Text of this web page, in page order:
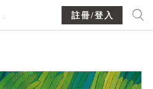
註冊/登入